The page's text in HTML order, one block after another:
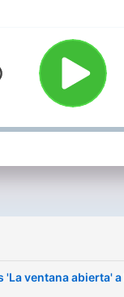
todos los
algo
películas
todo un
perder. Directores, actrices,
actores,
'La ventana abierta'